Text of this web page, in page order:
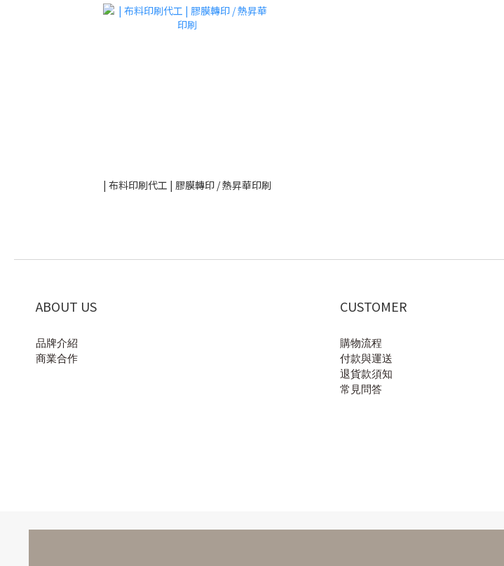
| 布料印刷代工 | 膠膜轉印 / 熱昇華印刷
ABOUT US
品牌介紹
商業合作
CUSTOMER
購物流程
付款與運送
退貨款須知
常見問答